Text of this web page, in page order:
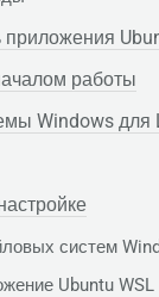
приложения
работы
Windows для
систем
Ubuntu WSL